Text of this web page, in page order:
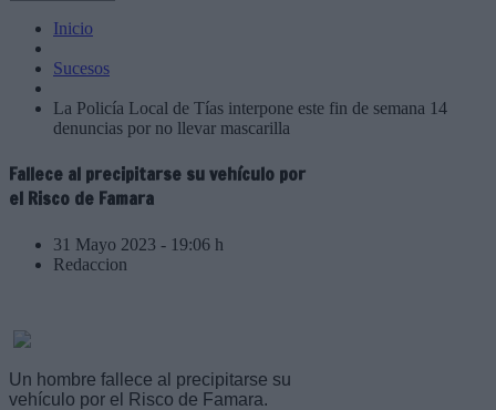
Inicio
Sucesos
La Policía Local de Tías interpone este fin de semana 14
denuncias por no llevar mascarilla
Fallece al precipitarse su vehículo por
el Risco de Famara
31 Mayo 2023 - 19:06 h
Redaccion
Un hombre fallece al precipitarse su
vehículo por el Risco de Famara.